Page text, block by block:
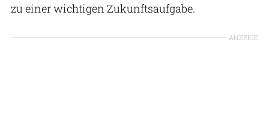
zu einer wichtigen Zukunftsaufgabe.
ANZEIGE